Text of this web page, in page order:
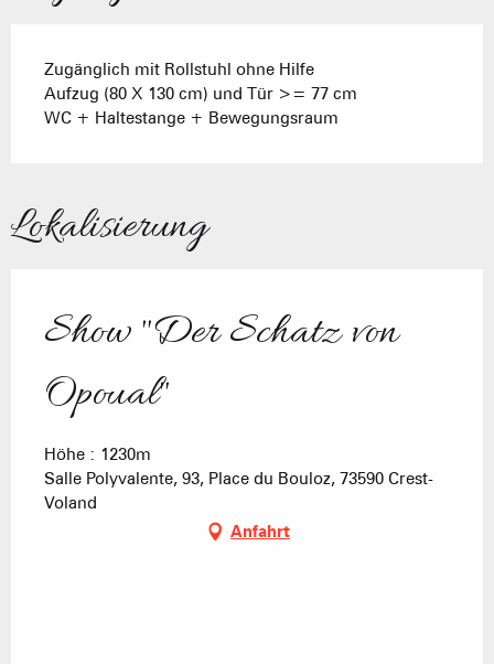
Zugänglich mit Rollstuhl ohne Hilfe
Aufzug (80 X 130 cm) und Tür >= 77 cm
WC + Haltestange + Bewegungsraum
Lokalisierung
Show "Der Schatz von
Opoual"
Höhe : 1230m
Salle Polyvalente, 93, Place du Bouloz, 73590 Crest-
Voland
Anfahrt